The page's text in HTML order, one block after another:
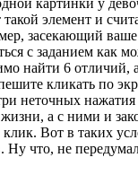
картинки у
элемент и
засекающий
с заданием как
найти 6 отличий,
кликать по
неточных
а с ними и
Вот в таких
Ну что, не